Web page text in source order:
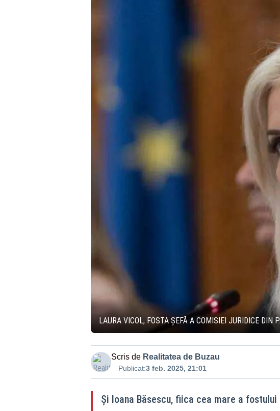
LAURA VICOL, FOSTA ȘEFĂ A COMISIEI JURIDICE
Scris de Realitatea de Buzau
Publicat:3 feb. 2025, 21:01
Și Ioana Băsescu, fiica cea mare a